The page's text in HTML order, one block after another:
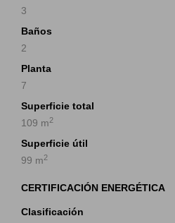
3
Baños
2
Planta
7
Superficie total
109 m2
Superficie útil
99 m2
CERTIFICACIÓN ENERGÉTICA
Clasificación